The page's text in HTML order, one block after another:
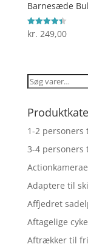
Barnesæde
Vurderet
4.4
kr. 249,00
Søg
1-2 personers
3-4 personers
Adaptere til
Affjedret
Aftagelige
Aftrækker til